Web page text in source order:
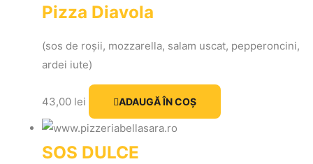
Pizza Diavola
(sos de roșii, mozzarella, salam uscat, pepperoncini,
ardei iute)
43,00 lei ADAUGĂ ÎN COȘ
SOS DULCE